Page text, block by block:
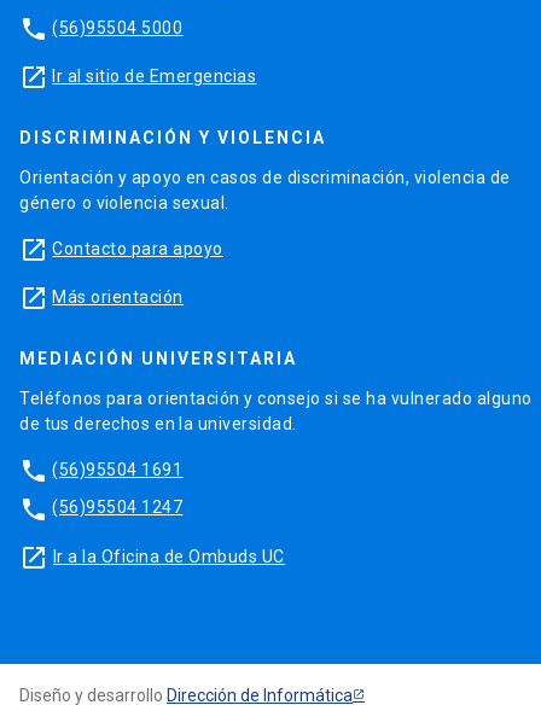
phone (56)95504 5000
launch Ir al sitio de Emergencias
DISCRIMINACIÓN Y VIOLENCIA
Orientación y apoyo en casos de discriminación, violencia de
género o violencia sexual.
launch Contacto para apoyo
launch Más orientación
MEDIACIÓN UNIVERSITARIA
Teléfonos para orientación y consejo si se ha vulnerado alguno
de tus derechos en la universidad.
phone (56)95504 1691
phone (56)95504 1247
launch Ir a la Oficina de Ombuds UC
Diseño y desarrollo Dirección de Informática